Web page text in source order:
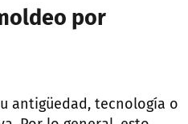
por
antigüedad, tecnología o